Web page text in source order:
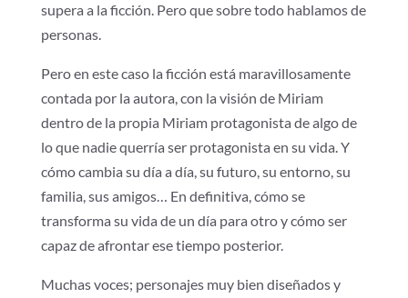
supera a la ficción. Pero que sobre todo hablamos de
personas.
Pero en este caso la ficción está maravillosamente
contada por la autora, con la visión de Miriam
dentro de la propia Miriam protagonista de algo de
lo que nadie querría ser protagonista en su vida. Y
cómo cambia su día a día, su futuro, su entorno, su
familia, sus amigos… En definitiva, cómo se
transforma su vida de un día para otro y cómo ser
capaz de afrontar ese tiempo posterior.
Muchas voces; personajes muy bien diseñados y